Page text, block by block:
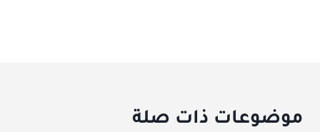
موضوعات ذات صلة